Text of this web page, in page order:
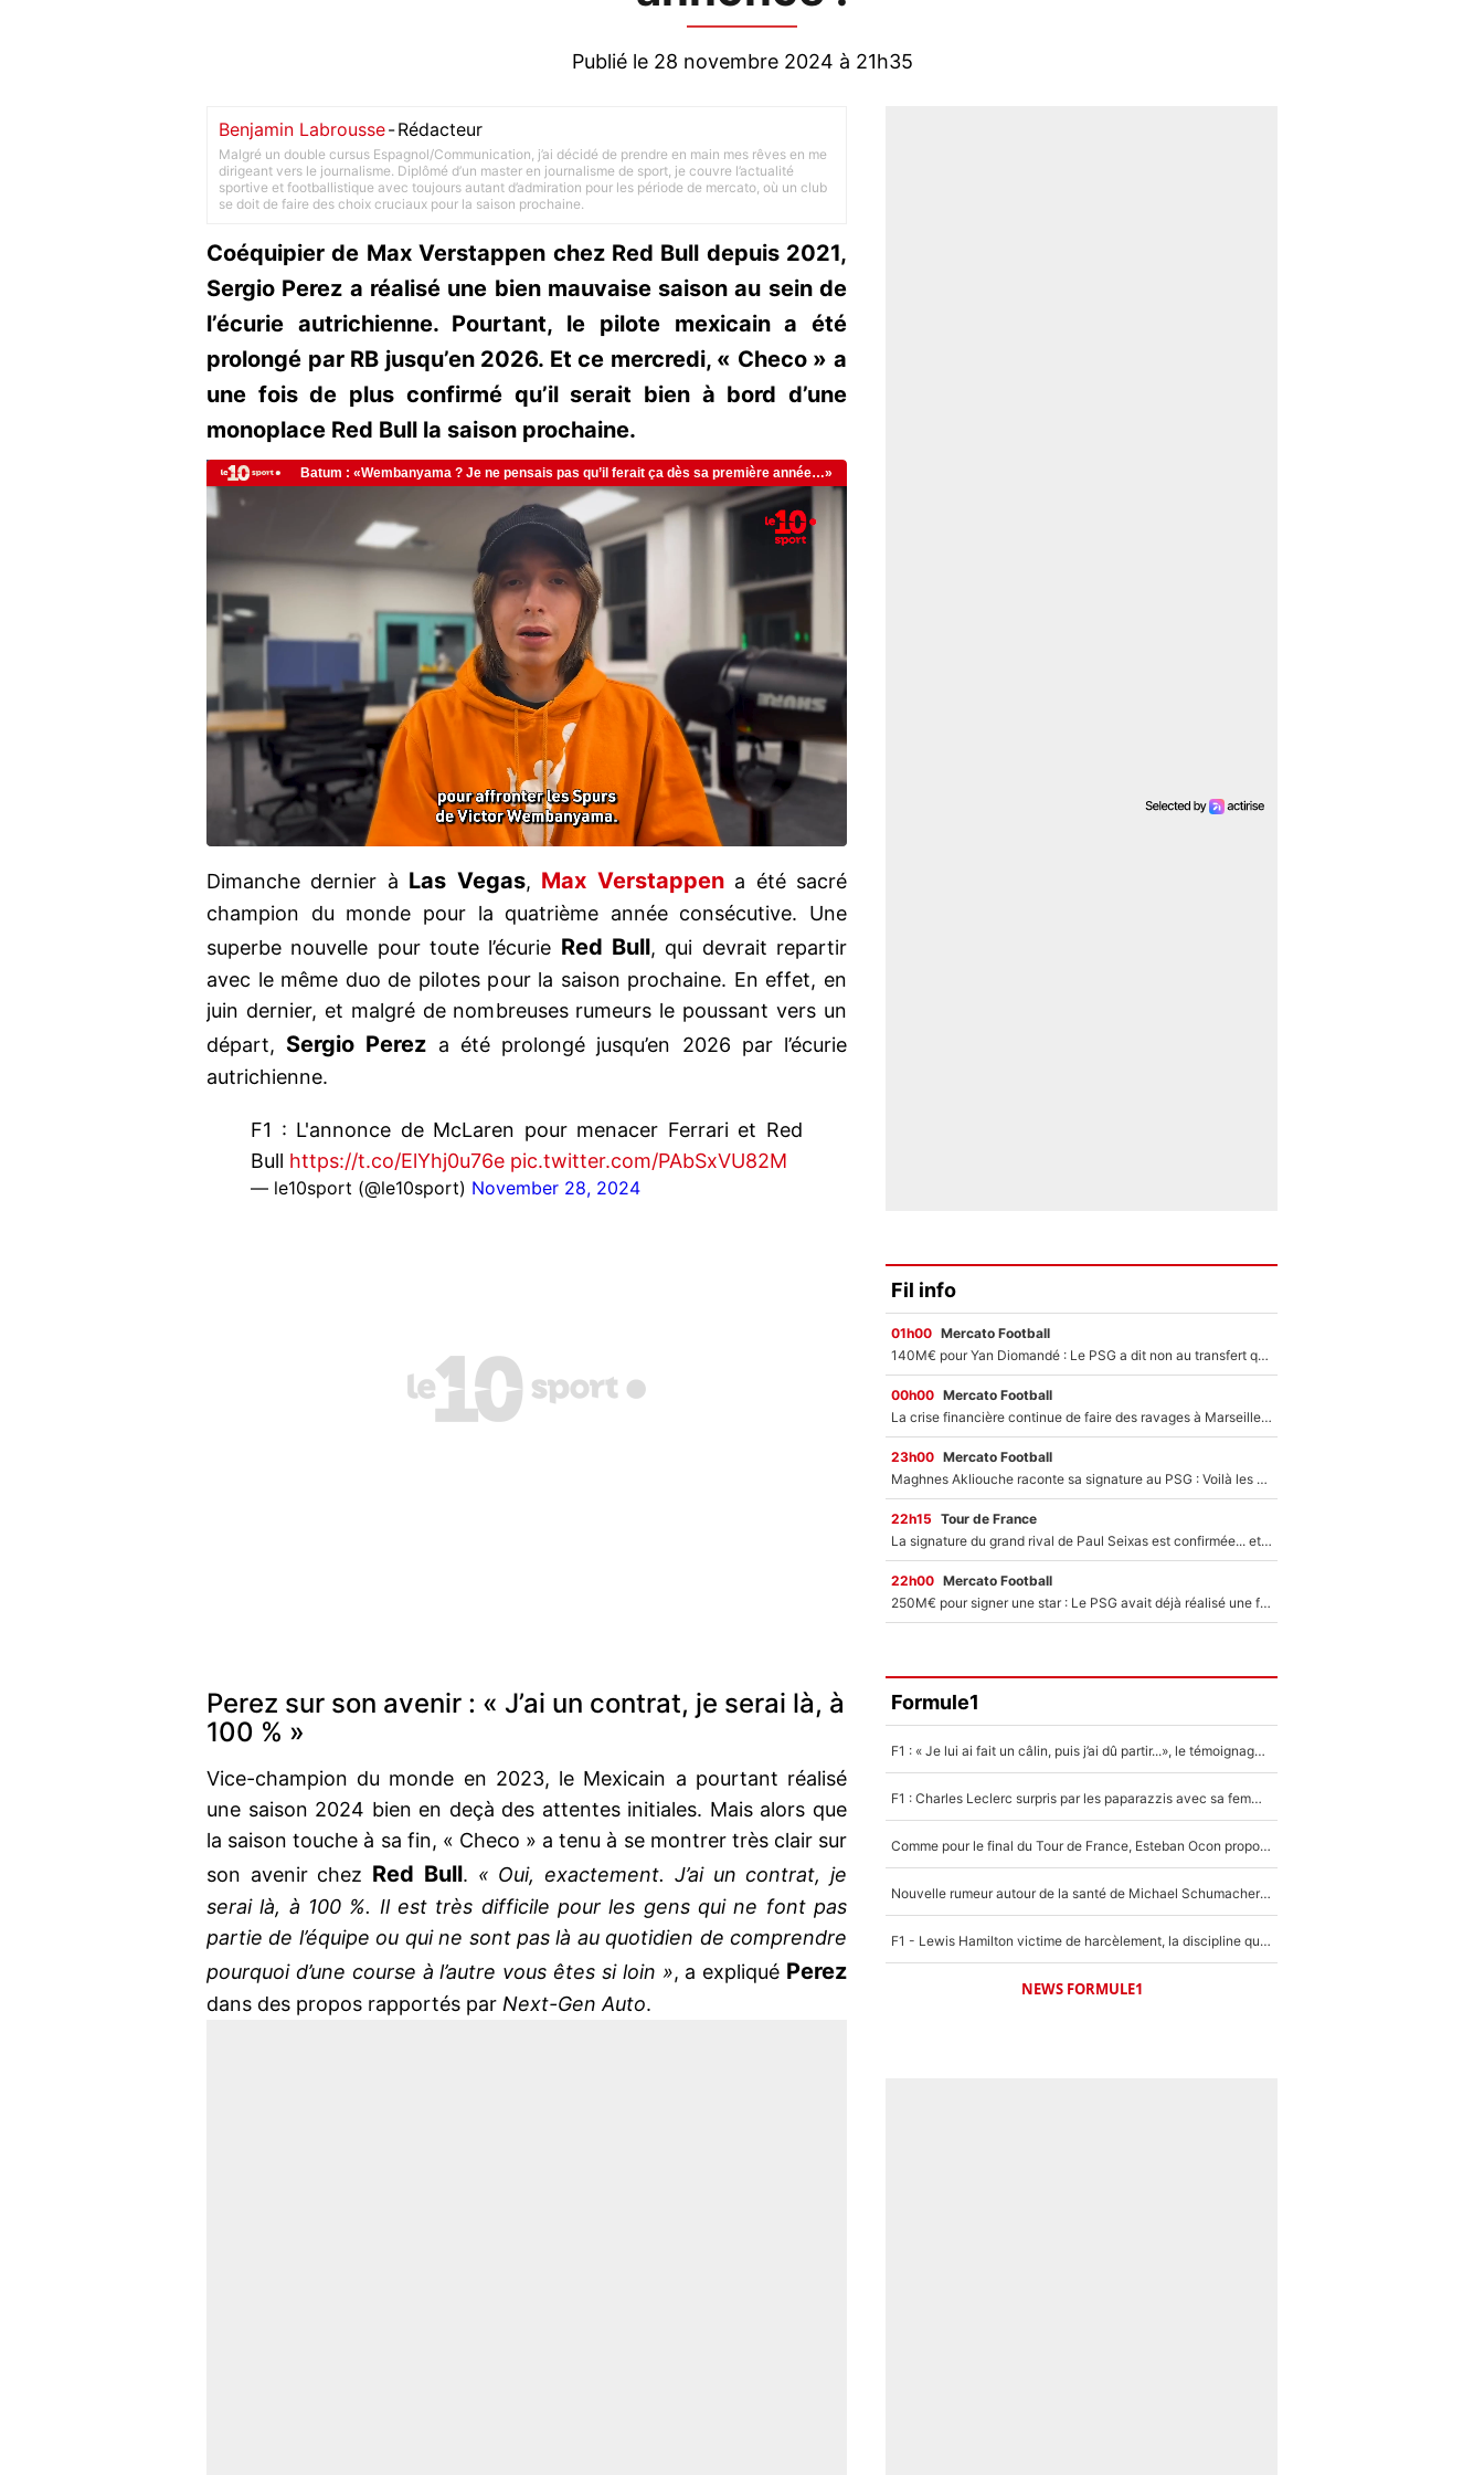
Publié le 28 novembre 2024 à 21h35
Benjamin Labrousse-Rédacteur
Malgré un double cursus Espagnol/Communication, j’ai décidé de prendre en main mes rêves en me
dirigeant vers le journalisme. Diplômé d’un master en journalisme de sport, je couvre l’actualité
sportive et footballistique avec toujours autant d’admiration pour les période de mercato, où un club
se doit de faire des choix cruciaux pour la saison prochaine.
Coéquipier de Max Verstappen chez Red Bull depuis 2021,
Sergio Perez a réalisé une bien mauvaise saison au sein de
l’écurie autrichienne. Pourtant, le pilote mexicain a été
prolongé par RB jusqu’en 2026. Et ce mercredi, « Checo » a
une fois de plus confirmé qu’il serait bien à bord d’une
monoplace Red Bull la saison prochaine.
Dimanche dernier à Las Vegas, Max Verstappena été sacré
champion du monde pour la quatrième année consécutive. Une
superbe nouvelle pour toute l’écurie Red Bull, qui devrait repartir
avec le même duo de pilotes pour la saison prochaine. En effet, en
juin dernier, et malgré de nombreuses rumeurs le poussant vers un
départ, Sergio Perez a été prolongé jusqu’en 2026 par l’écurie
autrichienne.
F1 : L'annonce de McLaren pour menacer Ferrari et Red
Bull https://t.co/ElYhj0u76e pic.twitter.com/PAbSxVU82M
— le10sport (@le10sport) November 28, 2024
Perez sur son avenir : « J’ai un contrat, je serai là, à
100 % »
Vice-champion du monde en 2023, le Mexicain a pourtant réalisé
une saison 2024 bien en deçà des attentes initiales. Mais alors que
la saison touche à sa fin, « Checo » a tenu à se montrer très clair sur
son avenir chez Red Bull. « Oui, exactement. J’ai un contrat, je
serai là, à 100 %. Il est très difficile pour les gens qui ne font pas
partie de l’équipe ou qui ne sont pas là au quotidien de comprendre
pourquoi d’une course à l’autre vous êtes si loin », a expliqué Perez
dans des propos rapportés par Next-Gen Auto.
Fil info
01h00 Mercato Football
140M€ pour Yan Diomandé : Le PSG a dit non au transfert qui bat tous les records sur le mercato
00h00 Mercato Football
La crise financière continue de faire des ravages à Marseille : L’OM a placé 12 joueurs sur le marché des transferts… et ça pourrait lui rapporter près de 100M€ !
23h00 Mercato Football
Maghnes Akliouche raconte sa signature au PSG : Voilà les coulisses de son transfert de rêve à 50M€
22h15 Tour de France
La signature du grand rival de Paul Seixas est confirmée... et c'est une excellente nouvelle pour l'équipe Decathlon-CMA CGM !
22h00 Mercato Football
250M€ pour signer une star : Le PSG avait déjà réalisé une folie sur le mercato bien avant Neymar !
Formule1
F1 : « Je lui ai fait un câlin, puis j’ai dû partir...», le témoignage émouvant de Max Verstappen sur sa fille
F1 : Charles Leclerc surpris par les paparazzis avec sa femme, les rumeurs étaient vraies !
Comme pour le final du Tour de France, Esteban Ocon propose un Grand Prix de Formule 1 à Paris : «Autour de l’Arc de Triomphe, ce serait génial» !
Nouvelle rumeur autour de la santé de Michael Schumacher : Sa femme Corinna sort du silence
F1 - Lewis Hamilton victime de harcèlement, la discipline qui lui a évité le pire : «J'aurais probablement mal tourné»
NEWS FORMULE1